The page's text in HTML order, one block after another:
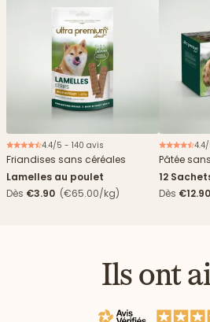
4.4/5 - 140 avis
Friandises sans céréales
Lamelles au poulet
Dès €3.90 (€65.00/kg)
Pâtée
12
haricots
Dès €12.90
Ils ont